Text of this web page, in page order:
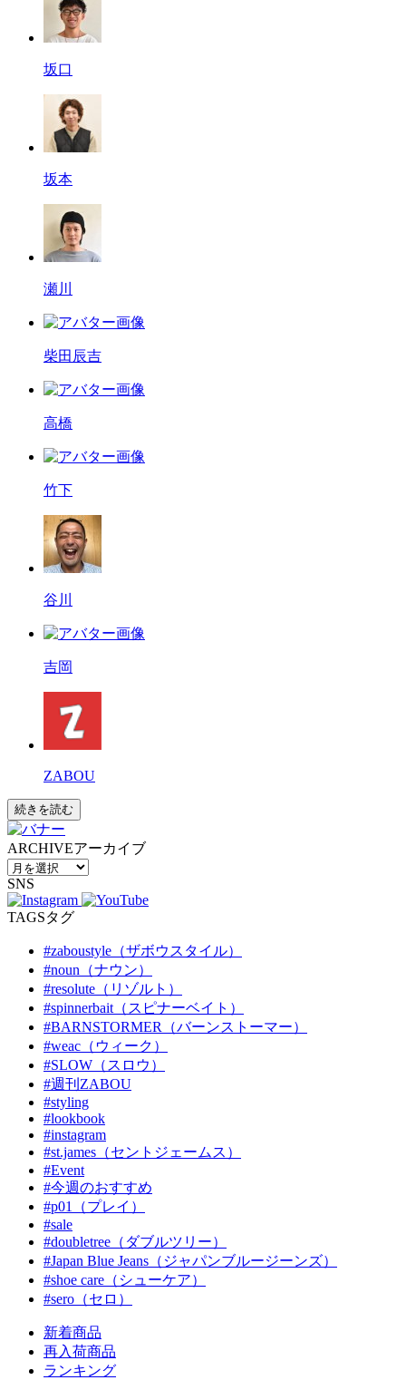
坂口
坂本
瀬川
柴田辰吉
高橋
竹下
谷川
吉岡
ZABOU
続きを読む
ARCHIVEアーカイブ
SNS
TAGSタグ
#zaboustyle（ザボウスタイル）
#noun（ナウン）
#resolute（リゾルト）
#spinnerbait（スピナーベイト）
#BARNSTORMER（バーンストーマー）
#weac（ウィーク）
#SLOW（スロウ）
#週刊ZABOU
#styling
#lookbook
#instagram
#st.james（セントジェームス）
#Event
#今週のおすすめ
#p01（プレイ）
#sale
#doubletree（ダブルツリー）
#Japan Blue Jeans（ジャパンブルージーンズ）
#shoe care（シューケア）
#sero（セロ）
新着商品
再入荷商品
ランキング